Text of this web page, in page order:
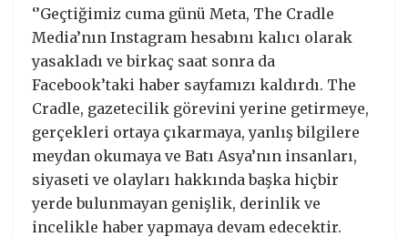
‘’Geçtiğimiz cuma günü Meta, The Cradle
Media’nın Instagram hesabını kalıcı olarak
yasakladı ve birkaç saat sonra da
Facebook’taki haber sayfamızı kaldırdı. The
Cradle, gazetecilik görevini yerine getirmeye,
gerçekleri ortaya çıkarmaya, yanlış bilgilere
meydan okumaya ve Batı Asya’nın insanları,
siyaseti ve olayları hakkında başka hiçbir
yerde bulunmayan genişlik, derinlik ve
incelikle haber yapmaya devam edecektir.